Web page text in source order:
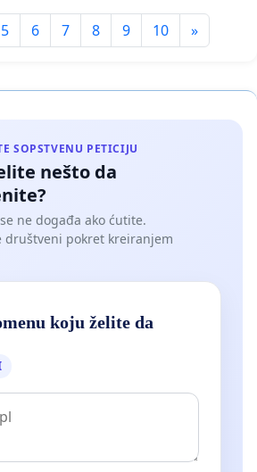
5 6 7 8 9 10 »
SOPSTVENU PETICIJU
nešto da
ne događa ako ćutite.
društveni pokret kreiranjem
koju želite da